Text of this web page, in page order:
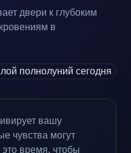
двери к глубоким
в
вашу
чувства могут
время, чтобы